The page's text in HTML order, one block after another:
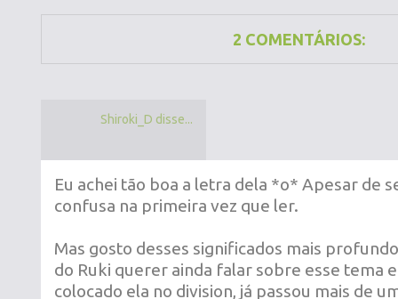
2 COMENTÁRIOS:
Shiroki_D disse...
Eu achei tão boa a letra dela *o* Apesar de
confusa na primeira vez que ler.
Mas gosto desses significados mais
do Ruki querer ainda falar sobre esse tema
colocado ela no division, já passou mais de